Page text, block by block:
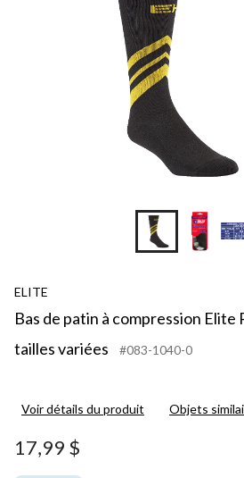
ELITE
Bas de patin à compression Elite
tailles variées
#083-1040-0
Voir détails du produit Objets
17,99 $